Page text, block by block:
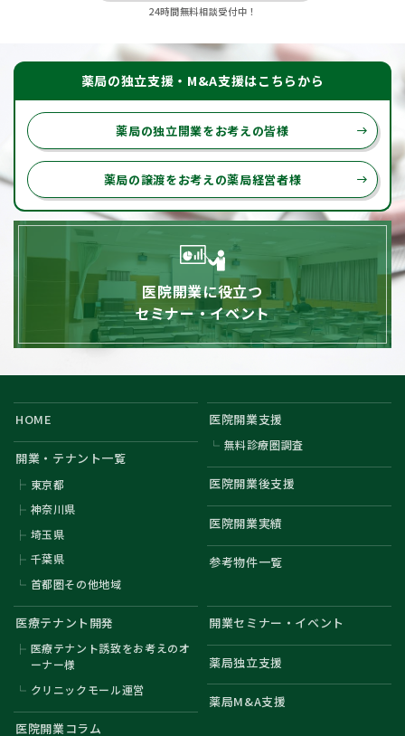
24時間無料相談受付中！
薬局の独立支援・M&A支援はこちらから
薬局の独立開業をお考えの皆様 east
薬局の譲渡をお考えの薬局経営者様 east
医院開業に役立つ
セミナー・イベント
HOME
開業・テナント一覧
東京都
神奈川県
埼玉県
千葉県
首都圏その他地域
医院開業支援
無料診療圏調査
医院開業後支援
医院開業実績
参考物件一覧
医療テナント開発
医療テナント誘致をお考えのオ
ーナー様
クリニックモール運営
医院開業コラム
開業セミナー・イベント
薬局独立支援
薬局M&A支援